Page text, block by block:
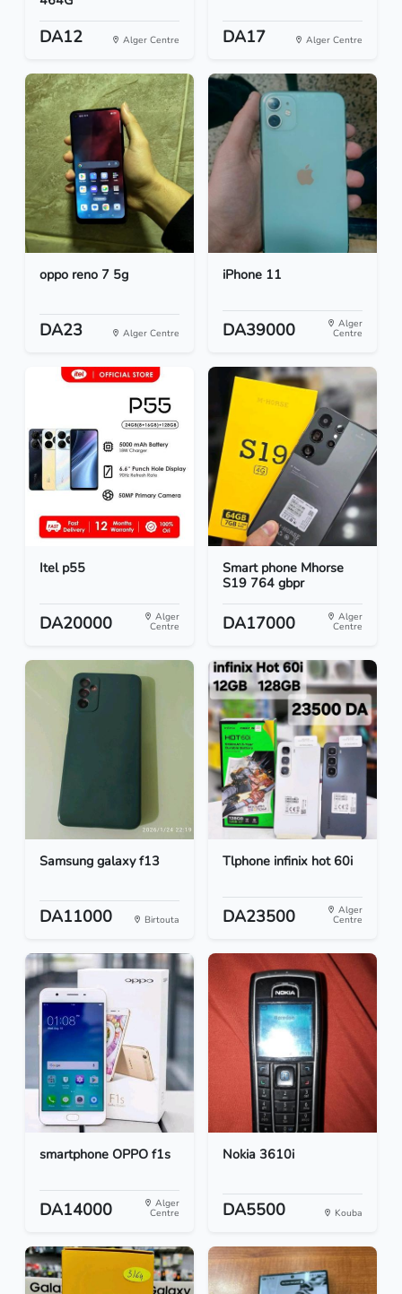
DA12 Alger Centre DA17 Alger Centre
oppo reno 7 5g
DA23 Alger Centre
iPhone 11
DA39000 Alger
Centre
Itel p55
DA20000 Alger
Centre
Smart phone Mhorse
S19 764 gbpr
DA17000 Alger
Centre
Samsung galaxy f13
DA11000 Birtouta
Tlphone infinix hot 60i
DA23500 Alger
Centre
smartphone OPPO f1s
DA14000 Alger
Centre
Nokia 3610i
DA5500 Kouba